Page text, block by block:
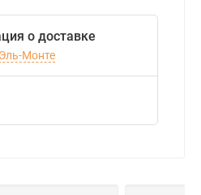
о доставке
Эль-Монте